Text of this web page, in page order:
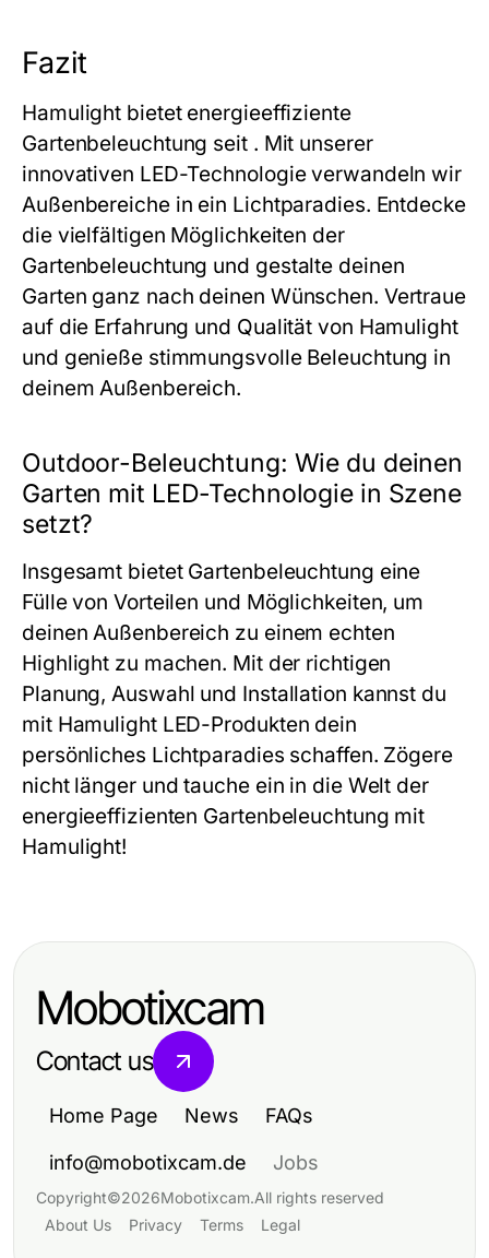
Fazit
Hamulight bietet energieeffiziente
Gartenbeleuchtung seit . Mit unserer
innovativen LED-Technologie verwandeln wir
Außenbereiche in ein Lichtparadies. Entdecke
die vielfältigen Möglichkeiten der
Gartenbeleuchtung und gestalte deinen
Garten ganz nach deinen Wünschen. Vertraue
auf die Erfahrung und Qualität von Hamulight
und genieße stimmungsvolle Beleuchtung in
deinem Außenbereich.
Outdoor-Beleuchtung: Wie du deinen
Garten mit LED-Technologie in Szene
setzt?
Insgesamt bietet Gartenbeleuchtung eine
Fülle von Vorteilen und Möglichkeiten, um
deinen Außenbereich zu einem echten
Highlight zu machen. Mit der richtigen
Planung, Auswahl und Installation kannst du
mit Hamulight LED-Produkten dein
persönliches Lichtparadies schaffen. Zögere
nicht länger und tauche ein in die Welt der
energieeffizienten Gartenbeleuchtung mit
Hamulight!
Mobotixcam
Contact us
Home Page News FAQs
info@mobotixcam.de Jobs
Copyright©2026Mobotixcam.All rights reserved
About Us
Privacy Terms Legal